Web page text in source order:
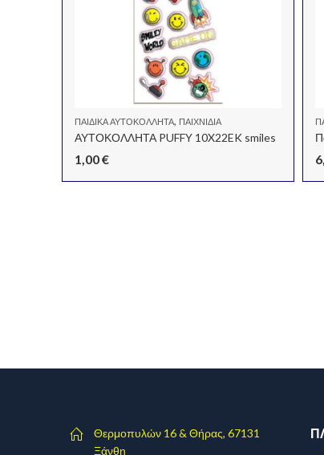
ΠΑΙΔΙΚΆ ΑΥΤΟΚΌΛΛΗΤΑ, ΠΑΙΧΝΊΔΙΑ
ΑΥΤΟΚΟΛΛΗΤΑ PUFFY 10X22EK smiles
1,00€
Θερμοπυλών 16 & Θήρας, 67131
Ξάνθη